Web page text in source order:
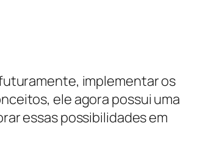
implementar os
ele agora possui uma
essas possibilidades em